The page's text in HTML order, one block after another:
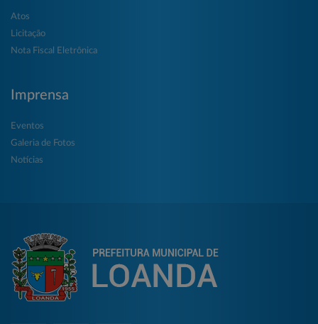
Atos
Licitação
Nota Fiscal Eletrônica
Imprensa
Eventos
Galeria de Fotos
Notícias